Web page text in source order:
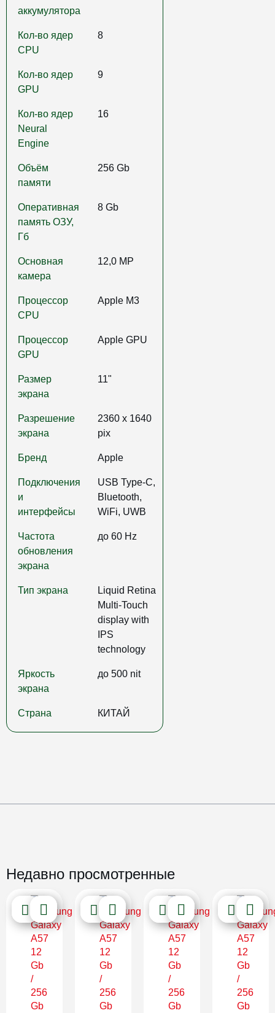
аккумулятора
Кол-во ядер
CPU
8
Кол-во ядер
GPU
9
Кол-во ядер
Neural
Engine
16
Объём
памяти
256 Gb
Оперативная
память ОЗУ,
Гб
8 Gb
Основная
камера
12,0 MP
Процессор
CPU
Apple M3
Процессор
GPU
Apple GPU
Размер
экрана
11"
Разрешение
экрана
2360 x 1640
pix
Бренд Apple
Подключения
и
интерфейсы
USB Type-C,
Bluetooth,
WiFi, UWB
Частота
обновления
экрана
до 60 Hz
Тип экрана
Liquid Retina
Multi-Touch
display with
IPS
technology
Яркость
экрана
до 500 nit
Страна КИТАЙ
Недавно просмотренные